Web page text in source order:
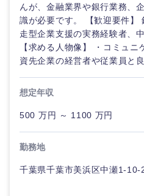
んが、金融業界や銀行業務、
識が必要です。 【歓迎要件】
走型企業支援の実務経験者、
【求める人物像】 ・コミュ
資先企業の経営者や従業員と
想定年収
500 万円 ～ 1100 万円
勤務地
千葉県千葉市美浜区中瀬1-10-